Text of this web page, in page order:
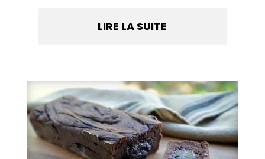
LIRE LA SUITE